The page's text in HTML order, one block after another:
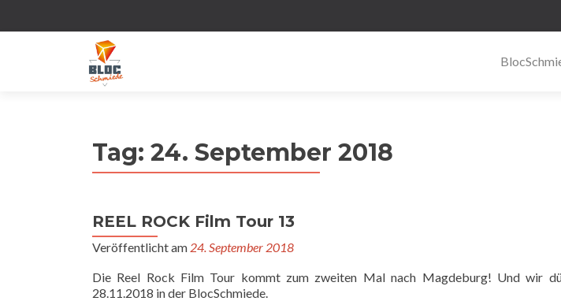
Tag: 24. September 2018
REEL ROCK Film Tour 13
Veröffentlicht am 24. September 2018
Die Reel Rock Film Tour kommt zum zweiten Mal nach Magdeburg! Und wir
28.11.2018 in der BlocSchmiede.